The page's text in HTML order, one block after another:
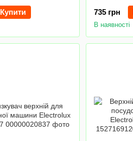
Купити
735 грн
В наявності